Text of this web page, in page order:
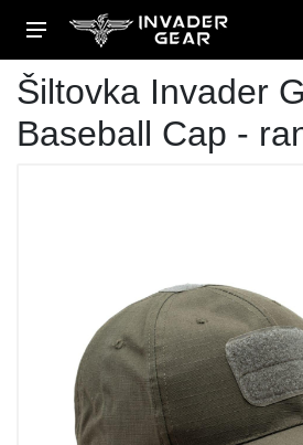
Šiltovka Invader
Baseball Cap -